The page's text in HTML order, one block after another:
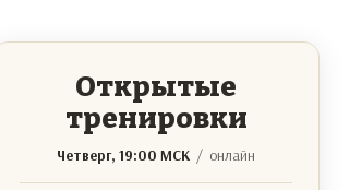
Открытые
тренировки
Четверг, 19:00 МСК / онлайн